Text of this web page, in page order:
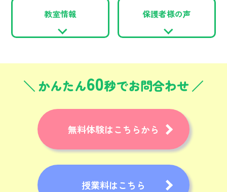
教室情報 保護者様の声
かんたん60秒でお問合わせ
無料体験はこちらから
授業料はこちら